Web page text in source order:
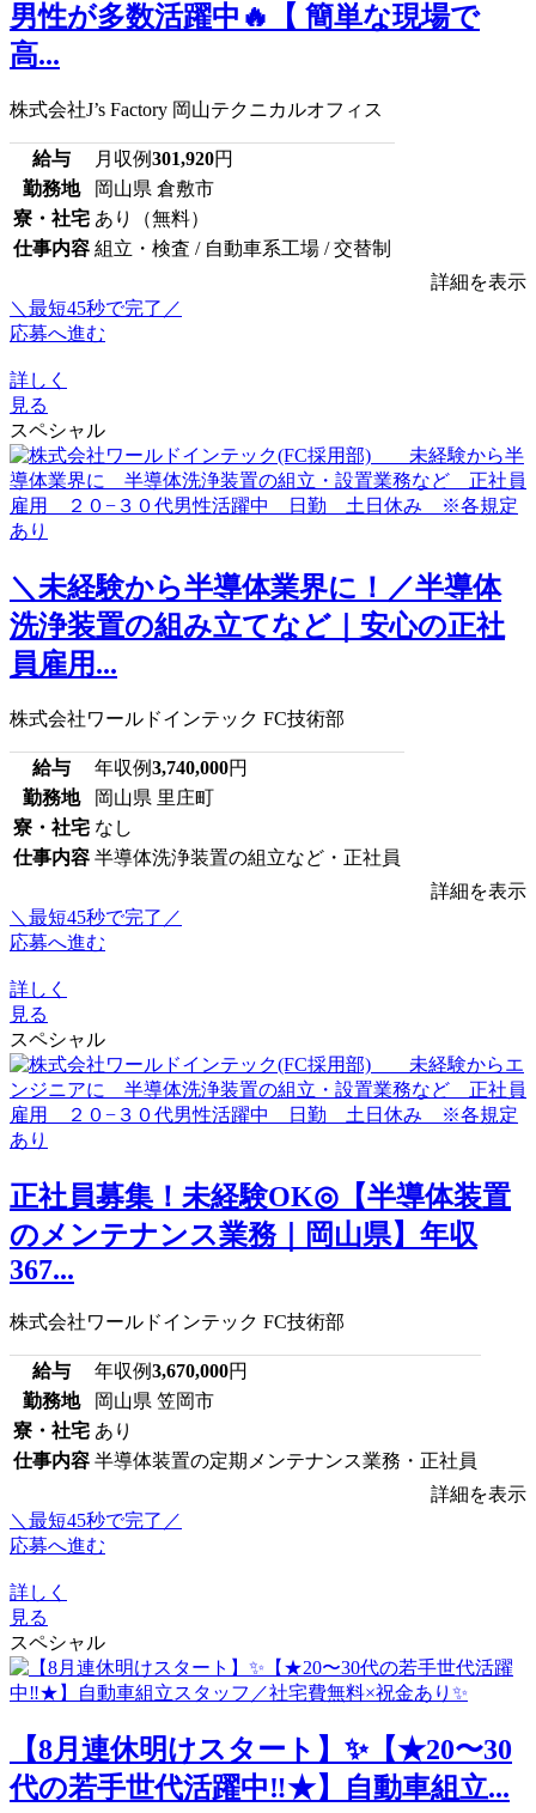
男性が多数活躍中🔥【 簡単な現場で
高...
株式会社J’s Factory 岡山テクニカルオフィス
給与 月収例301,920円
勤務地
岡山県 倉敷市
寮・社宅 あり（無料）
仕事内容 組立・検査 / 自動車系工場 / 交替制
詳細を表示
＼最短45秒で完了／
応募へ進む
詳しく
見る
スペシャル
＼未経験から半導体業界に！／半導体
洗浄装置の組み立てなど｜安心の正社
員雇用...
株式会社ワールドインテック FC技術部
給与 年収例3,740,000円
勤務地
岡山県 里庄町
寮・社宅 なし
仕事内容 半導体洗浄装置の組立など・正社員
詳細を表示
＼最短45秒で完了／
応募へ進む
詳しく
見る
スペシャル
正社員募集！未経験OK◎【半導体装置
のメンテナンス業務｜岡山県】年収
367...
株式会社ワールドインテック FC技術部
給与 年収例3,670,000円
勤務地
岡山県 笠岡市
寮・社宅 あり
仕事内容 半導体装置の定期メンテナンス業務・正社員
詳細を表示
＼最短45秒で完了／
応募へ進む
詳しく
見る
スペシャル
【8月連休明けスタート】✨【★20〜30
代の若手世代活躍中‼★】自動車組立...